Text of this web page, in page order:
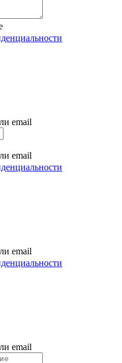
email
email
email
email